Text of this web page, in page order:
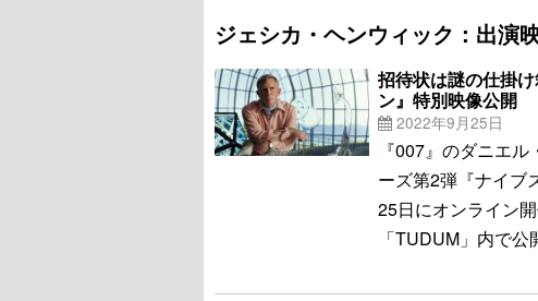
ジェシカ・ヘンウィック：出演
招待状は謎の仕掛
ン』特別映像公開
2022年9月25日
『007』のダニエ
ーズ第2弾『ナイブ
25日にオンライン
「TUDUM」内で公